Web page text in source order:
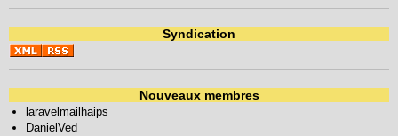
Syndication
Nouveaux membres
laravelmailhaips
DanielVed